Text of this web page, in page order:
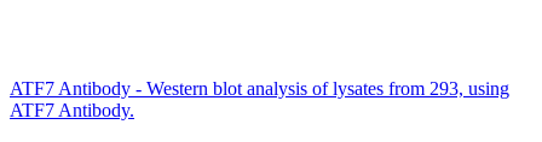
ATF7 Antibody - Western blot analysis of lysates from 293, using
ATF7 Antibody.